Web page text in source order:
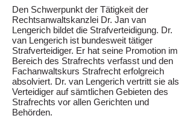
Den Schwerpunkt der Tätigkeit der
Rechtsanwaltskanzlei Dr. Jan van
Lengerich bildet die Strafverteidigung. Dr.
van Lengerich ist bundesweit tätiger
Strafverteidiger. Er hat seine Promotion im
Bereich des Strafrechts verfasst und den
Fachanwaltskurs Strafrecht erfolgreich
absolviert. Dr. van Lengerich vertritt sie als
Verteidiger auf sämtlichen Gebieten des
Strafrechts vor allen Gerichten und
Behörden.